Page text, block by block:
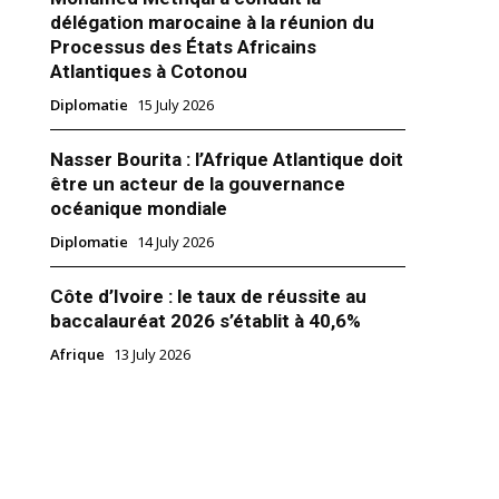
Mohamed Yassine Mansouri à
Nouakchott,
6 décembre 2018, une
qui réunira les
à l’aéroport international de
Oumtousnsy par son
le chef du gouvernement
Eddine El Otmani, est
délégation marocaine à la réunion du
Processus des États Africains
Atlantiques à Cotonou
Diplomatie 15 July 2026
Nasser Bourita : l’Afrique Atlantique doit
être un acteur de la gouvernance
océanique mondiale
Diplomatie 14 July 2026
Côte d’Ivoire : le taux de réussite au
baccalauréat 2026 s’établit à 40,6%
Afrique 13 July 2026